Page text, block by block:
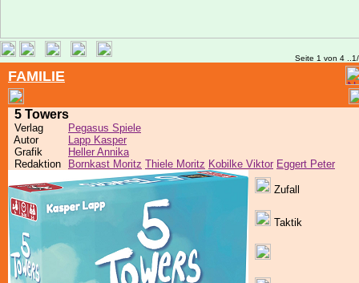
Seite 1 von 4
FAMILIE
5 Towers
Verlag
Pegasus Spiele
Autor
Lapp Kasper
Grafik
Heller Annika
Redaktion
Bornkast Moritz Thiele Moritz Kobilke Viktor Eggert Peter
Zufall
Taktik